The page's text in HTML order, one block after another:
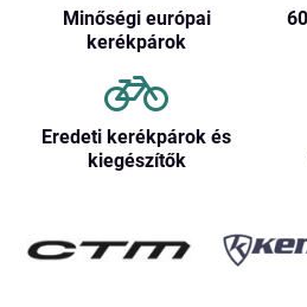
Minőségi európai
kerékpárok
Eredeti kerékpárok és
kiegészítők